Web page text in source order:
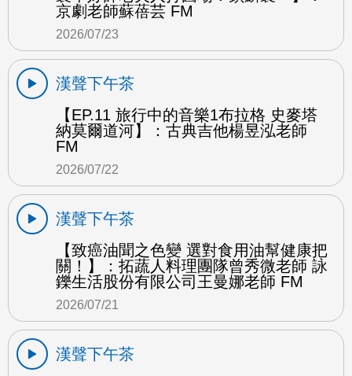
京劇老師蘇蓓芸 FM
2026/07/23
漢聲下午茶
【EP.11 旅行中的音樂1布拉格 史麥塔
納莫爾道河】：古典吉他楊昱泓老師
FM
2026/07/22
漢聲下午茶
【致癌油聞之色變 選對食用油幫健康把
關！】：拓蔬人料理團隊曾秀微老師 詠
鑠生活股份有限公司王曼娜老師 FM
2026/07/21
漢聲下午茶